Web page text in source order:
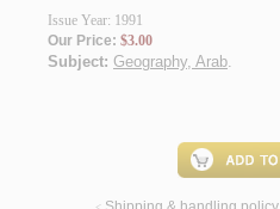
Issue Year: 1991
Our Price: $3.00
Subject: Geography, Arab.